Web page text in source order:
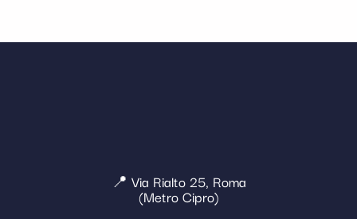
📍 Via Rialto 25, Roma
(Metro Cipro)